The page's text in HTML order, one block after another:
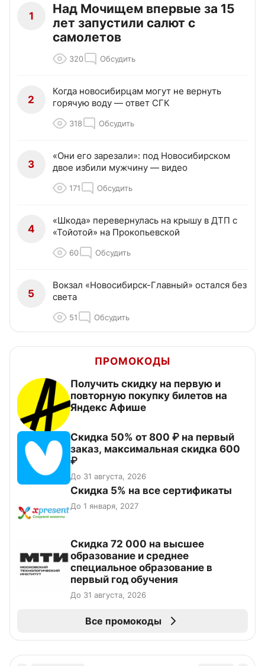
1
Над Мочищем впервые за 15
лет запустили салют с
самолетов
320 Обсудить
2
Когда новосибирцам могут не вернуть
горячую воду — ответ СГК
318 Обсудить
3
«Они его зарезали»: под Новосибирском
двое избили мужчину — видео
171 Обсудить
4
«Шкода» перевернулась на крышу в ДТП с
«Тойотой» на Прокопьевской
60 Обсудить
5
Вокзал «Новосибирск-Главный» остался без
света
51 Обсудить
ПРОМОКОДЫ
Получить скидку на первую и
повторную покупку билетов на
Яндекс Афише
Скидка 50% от 800 ₽ на первый
заказ, максимальная скидка 600
₽
До 31 августа, 2026
Скидка 5% на все сертификаты
До 1 января, 2027
Скидка 72 000 на высшее
образование и среднее
специальное образование в
первый год обучения
До 31 августа, 2026
Все промокоды